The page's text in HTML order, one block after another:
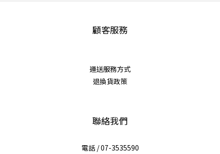
顧客服務
運送服務方式
退換貨政策
聯絡我們
電話 / 07-3535590